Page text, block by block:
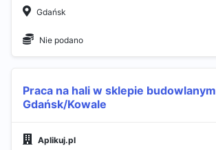
Gdańsk
Nie podano
Praca na hali w sklepie budowlanym
Gdańsk/Kowale
Aplikuj.pl